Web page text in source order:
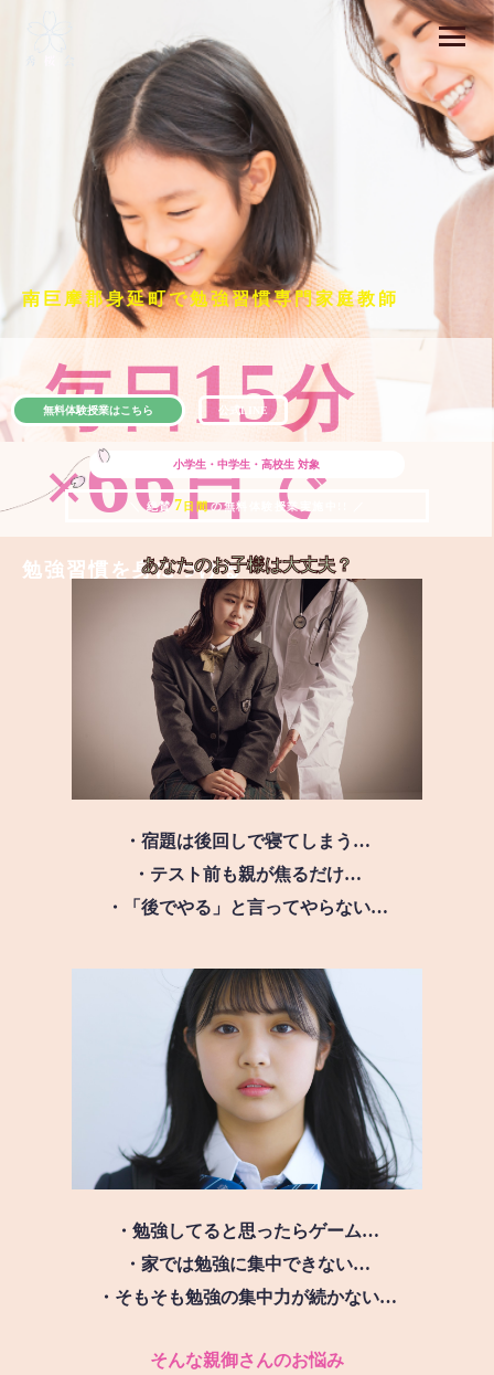
南巨摩郡身延町で勉強習慣専門家庭教師
毎日15分
×66日で
勉強習慣を身につける
小学生・中学生・高校生 対象
＼ 絶賛 7 日間の無料体験授業実施中!! ／
無料体験授業はこちら 公式LINE
あなたのお子様は大丈夫？
・宿題は後回しで寝てしまう…
・テスト前も親が焦るだけ…
・「後でやる」と言ってやらない…
・勉強してると思ったらゲーム…
・家では勉強に集中できない…
・そもそも勉強の集中力が続かない…
そんな親御さんのお悩み